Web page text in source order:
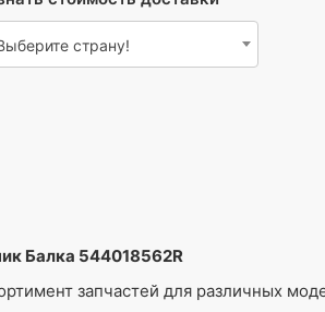
страну!
Балка 544018562R
запчастей для различных